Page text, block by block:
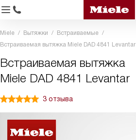
Miele Вытяжки
Встраиваемые
Встраиваемая вытяжка Miele DAD 4841 Levantar
Встраиваемая вытяжка
Miele DAD 4841 Levantar
3 отзыва